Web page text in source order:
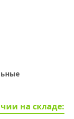
на складе: